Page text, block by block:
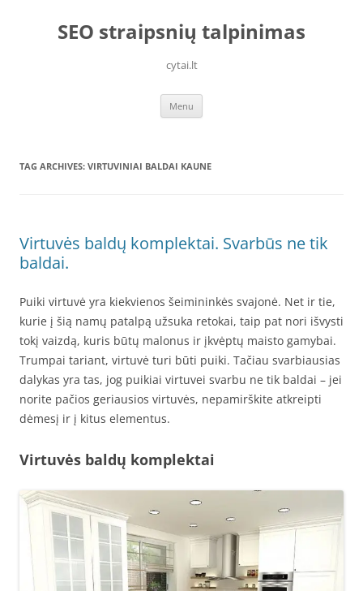
contentSEO straipsnių talpinimas
cytai.lt
Menu
TAG ARCHIVES: VIRTUVINIAI BALDAI KAUNE
Virtuvės baldų komplektai. Svarbūs ne tik
baldai.
Puiki virtuvė yra kiekvienos šeimininkės svajonė. Net ir tie,
kurie į šią namų patalpą užsuka retokai, taip pat nori išvysti
tokį vaizdą, kuris būtų malonus ir įkvėptų maisto gamybai.
Trumpai tariant, virtuvė turi būti puiki. Tačiau svarbiausias
dalykas yra tas, jog puikiai virtuvei svarbu ne tik baldai – jei
norite pačios geriausios virtuvės, nepamirškite atkreipti
dėmesį ir į kitus elementus.
Virtuvės baldų komplektai